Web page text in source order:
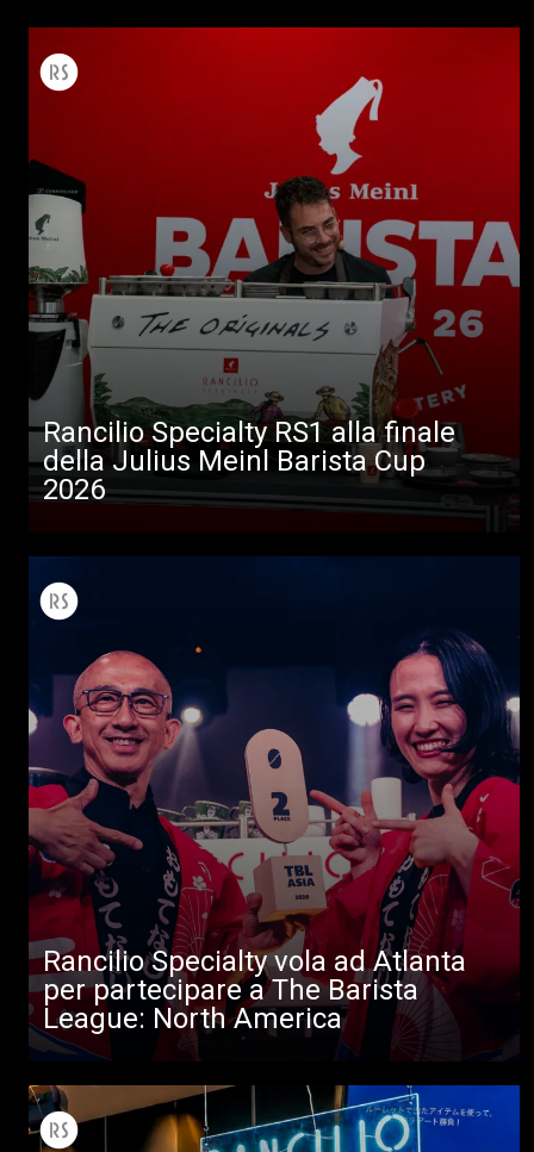
Rancilio Specialty RS1 alla finale
della Julius Meinl Barista Cup
2026
Rancilio Specialty vola ad Atlanta
per partecipare a The Barista
League: North America